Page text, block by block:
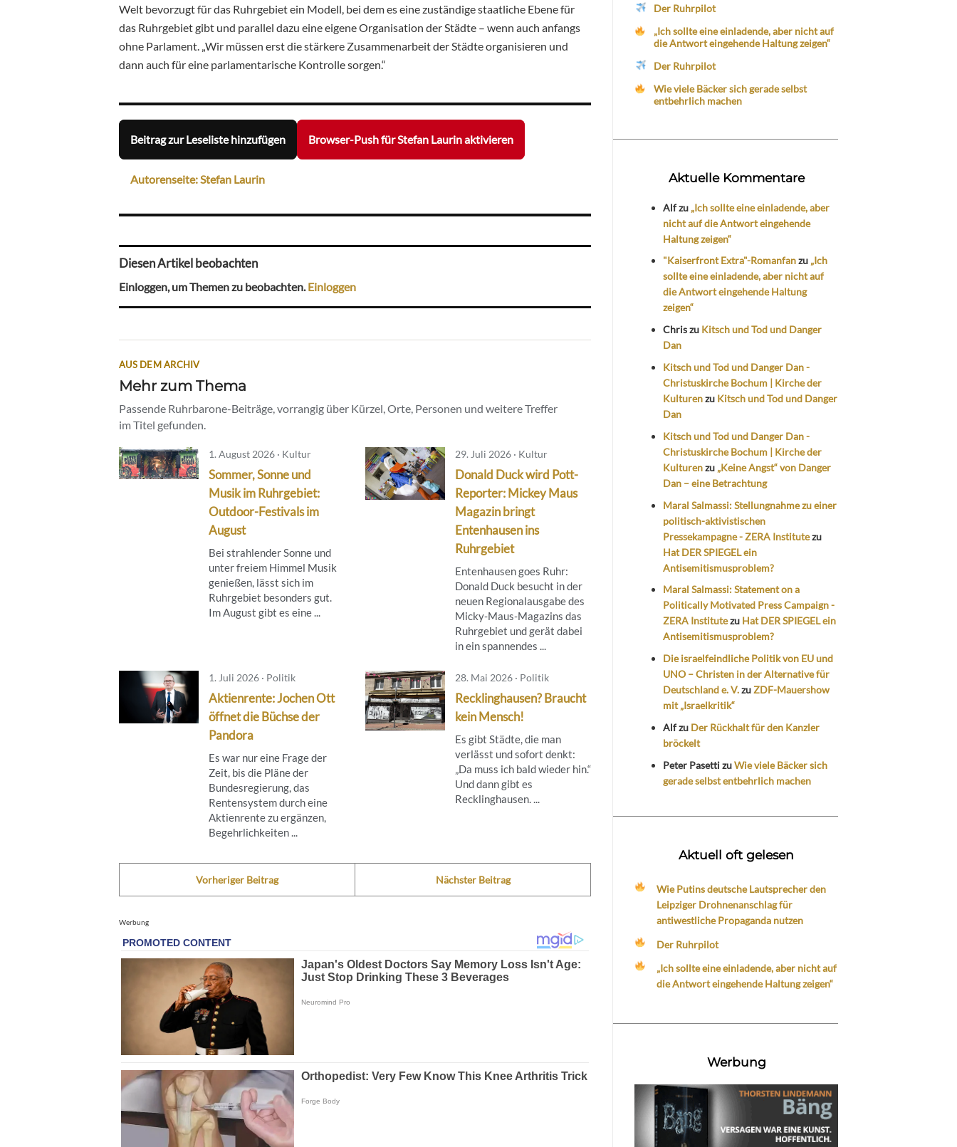
Welt bevorzugt für das Ruhrgebiet ein Modell, bei dem es eine zuständige staatliche Ebene für
das Ruhrgebiet gibt und parallel dazu eine eigene Organisation der Städte – wenn auch anfangs
ohne Parlament. „Wir müssen erst die stärkere Zusammenarbeit der Städte organisieren und
dann auch für eine parlamentarische Kontrolle sorgen.“
Beitrag zur Leseliste hinzufügen Browser-Push für Stefan Laurin aktivieren
Autorenseite: Stefan Laurin
Diesen Artikel beobachten
Einloggen, um Themen zu beobachten.Einloggen
AUS DEM ARCHIV
Mehr zum Thema
Passende Ruhrbarone-Beiträge, vorrangig über Kürzel, Orte, Personen und weitere Treffer
im Titel gefunden.
1. August 2026 · Kultur
Sommer, Sonne und
Musik im Ruhrgebiet:
Outdoor-Festivals im
August
Bei strahlender Sonne und
unter freiem Himmel Musik
genießen, lässt sich im
Ruhrgebiet besonders gut.
Im August gibt es eine ...
29. Juli 2026 · Kultur
Donald Duck wird Pott-
Reporter: Mickey Maus
Magazin bringt
Entenhausen ins
Ruhrgebiet
Entenhausen goes Ruhr:
Donald Duck besucht in der
neuen Regionalausgabe des
Micky‑Maus‑Magazins das
Ruhrgebiet und gerät dabei
in ein spannendes ...
1. Juli 2026 · Politik
Aktienrente: Jochen Ott
öffnet die Büchse der
Pandora
Es war nur eine Frage der
Zeit, bis die Pläne der
Bundesregierung, das
Rentensystem durch eine
Aktienrente zu ergänzen,
Begehrlichkeiten ...
28. Mai 2026 · Politik
Recklinghausen? Braucht
kein Mensch!
Es gibt Städte, die man
verlässt und sofort denkt:
„Da muss ich bald wieder hin.“
Und dann gibt es
Recklinghausen. ...
Vorheriger Beitrag Nächster Beitrag
Werbung
Der Ruhrpilot
„Ich sollte eine einladende, aber nicht auf
die Antwort eingehende Haltung zeigen“
Der Ruhrpilot
Wie viele Bäcker sich gerade selbst
entbehrlich machen
Aktuelle Kommentare
Alfzu „Ich sollte eine einladende, aber
nicht auf die Antwort eingehende
Haltung zeigen“
"Kaiserfront Extra"-Romanfanzu „Ich
sollte eine einladende, aber nicht auf
die Antwort eingehende Haltung
zeigen“
Chriszu Kitsch und Tod und Danger
Dan
Kitsch und Tod und Danger Dan -
Christuskirche Bochum | Kirche der
Kulturenzu Kitsch und Tod und Danger
Dan
Kitsch und Tod und Danger Dan -
Christuskirche Bochum | Kirche der
Kulturenzu „Keine Angst“ von Danger
Dan – eine Betrachtung
Maral Salmassi: Stellungnahme zu einer
politisch-aktivistischen
Pressekampagne - ZERA Institutezu
Hat DER SPIEGEL ein
Antisemitismusproblem?
Maral Salmassi: Statement on a
Politically Motivated Press Campaign -
ZERA Institutezu Hat DER SPIEGEL ein
Antisemitismusproblem?
Die israelfeindliche Politik von EU und
UNO – Christen in der Alternative für
Deutschland e. V.zuZDF-Mauershow
mit „Israelkritik“
Alfzu Der Rückhalt für den Kanzler
bröckelt
Peter PasettizuWie viele Bäcker sich
gerade selbst entbehrlich machen
Aktuell oft gelesen
Wie Putins deutsche Lautsprecher den
Leipziger Drohnenanschlag für
antiwestliche Propaganda nutzen
Der Ruhrpilot
„Ich sollte eine einladende, aber nicht auf
die Antwort eingehende Haltung zeigen“
Werbung